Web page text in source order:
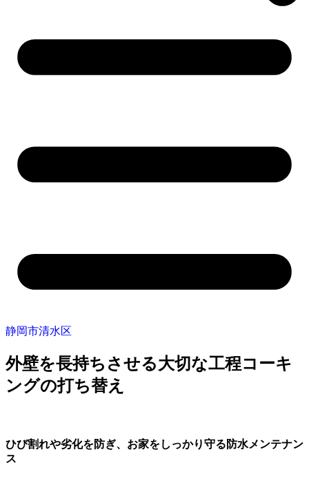
静岡市清水区
外壁を長持ちさせる大切な工程コーキ
ングの打ち替え
ひび割れや劣化を防ぎ、お家をしっかり守る防水メンテナン
ス